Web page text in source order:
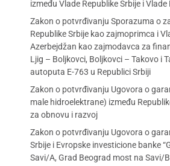
između Vlade Republike Srbije i Vlade
Zakon o potvrđivanju Sporazuma o
Republike Srbije kao zajmoprimca i
Azerbejdžan kao zajmodavca za
Ljig – Boljkovci, Boljkovci – Takovo i
autoputa E-763 u Republici Srbiji
Zakon o potvrđivanju Ugovora o
male hidroelektrane) između
za obnovu i razvoj
Zakon o potvrđivanju Ugovora o
Srbije i Evropske investicione banke
Savi/A, Grad Beograd most na Savi/